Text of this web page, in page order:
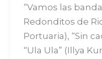
“Vamos las
Redonditos de
Portuaria), “Sin
“Ula Ula” (Illya